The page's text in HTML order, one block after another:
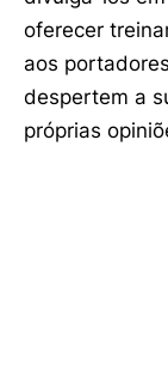
oferecer
aos
despertem a
próprias